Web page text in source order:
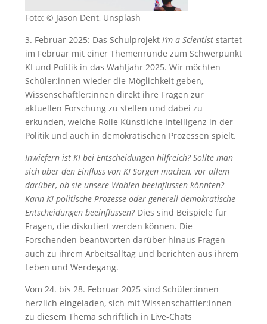
Foto: © Jason Dent, Unsplash
3. Februar 2025: Das Schulprojekt I’m a Scientist startet
im Februar mit einer Themenrunde zum Schwerpunkt
KI und Politik in das Wahljahr 2025. Wir möchten
Schüler:innen wieder die Möglichkeit geben,
Wissenschaftler:innen direkt ihre Fragen zur
aktuellen Forschung zu stellen und dabei zu
erkunden, welche Rolle Künstliche Intelligenz in der
Politik und auch in demokratischen Prozessen spielt.
Inwiefern ist KI bei Entscheidungen hilfreich? Sollte man
sich über den Einfluss von KI Sorgen machen, vor allem
darüber, ob sie unsere Wahlen beeinflussen könnten?
Kann KI politische Prozesse oder generell demokratische
Entscheidungen beeinflussen? Dies sind Beispiele für
Fragen, die diskutiert werden können. Die
Forschenden beantworten darüber hinaus Fragen
auch zu ihrem Arbeitsalltag und berichten aus ihrem
Leben und Werdegang.
Vom 24. bis 28. Februar 2025 sind Schüler:innen
herzlich eingeladen, sich mit Wissenschaftler:innen
zu diesem Thema schriftlich in Live-Chats